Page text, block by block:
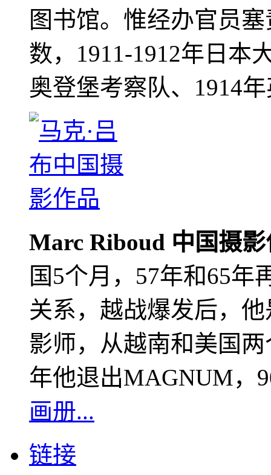
图书馆。惟经办官员
数，1911-1912年日本
奥登堡考察队、1914
Marc Riboud 中国摄
国5个月，57年和65年
关系，越战爆发后，
影师，从越南和美国
年他退出MAGNUM，
画册...
链接